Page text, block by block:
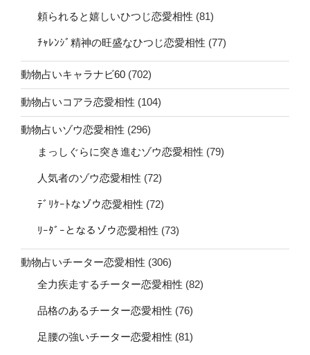
頼られると嬉しいひつじ恋愛相性 (81)
ﾁｬﾚﾝｼﾞ精神の旺盛なひつじ恋愛相性 (77)
動物占いキャラナビ60 (702)
動物占いコアラ恋愛相性 (104)
動物占いゾウ恋愛相性 (296)
まっしぐらに突き進むゾウ恋愛相性 (79)
人気者のゾウ恋愛相性 (72)
ﾃﾞﾘｹｰﾄなゾウ恋愛相性 (72)
ﾘｰﾀﾞｰとなるゾウ恋愛相性 (73)
動物占いチーター恋愛相性 (306)
全力疾走するチーター恋愛相性 (82)
品格のあるチーター恋愛相性 (76)
足腰の強いチーター恋愛相性 (81)